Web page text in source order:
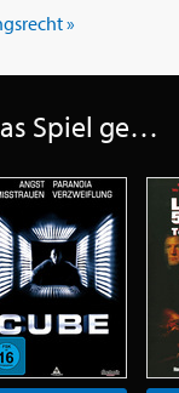
»
Passend zu Escape Room - Das Spiel geht weiter